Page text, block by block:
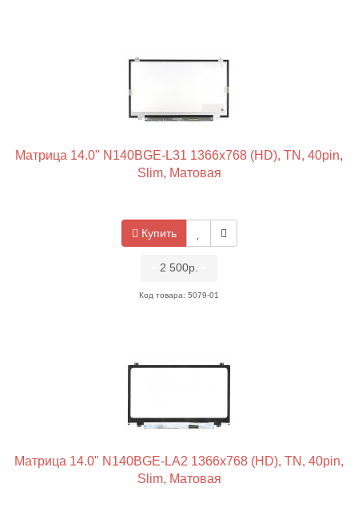
Матрица 14.0" N140BGE-L31 1366x768 (HD), TN, 40pin,
Slim, Матовая
Купить
2 500р.
Код товара: 5079-01
Матрица 14.0" N140BGE-LA2 1366x768 (HD), TN, 40pin,
Slim, Матовая